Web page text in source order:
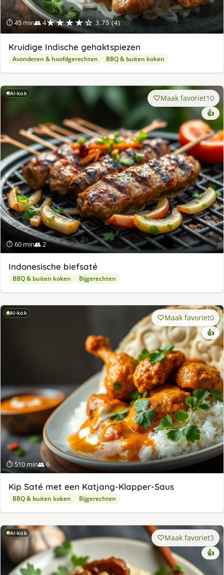
⏱ 45 min👥 4★★★★☆ 3.75 (4)
Kruidige Indische gehaktspiezen
Avondeten & hoofdgerechten BBQ & buiten koken
AI-kok
⏱ 60 min👥 2
Maak favoriet10
👍
Indonesische biefsaté
BBQ & buiten koken Bijgerechten
AI-kok
⏱ 510 min👥 6
Maak favoriet0
👍
Kip Saté met een Katjang-Klapper-Saus
BBQ & buiten koken Bijgerechten
AI-kok Maak favoriet3
👍